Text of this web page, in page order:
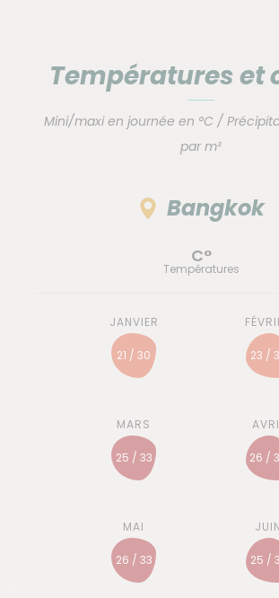
Températures et
Mini/maxi en journée en °C /
par m²
Bangkok
C°
Températures
21 / 30 23 /
25 / 33 26 /
26 / 33 25 /